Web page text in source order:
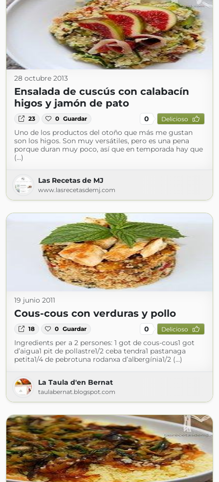
28 octubre 2013
Ensalada de cuscús con calabacín
higos y jamón de pato
23 0 Guardar 0 Delicioso
Uno de los productos del otoño que más me gustan
son los higos. Son muy versátiles, pero es una pena
porque duran muy poco, así que en temporada hay que
(...)
Las Recetas de MJ
www.lasrecetasdemj.com
19 junio 2011
Cous-cous con verduras y pollo
18 0 Guardar 0 Delicioso
Ingredients per a 2 persones: 1 got de cous-cous1 got
d’aigua1 pit de pollastre1/2 ceba tendra1 pastanaga
petita1/4 de pebrotuna rodanxa d’albergínia1/2 (...)
La Taula d'en Bernat
taulabernat.blogspot.com